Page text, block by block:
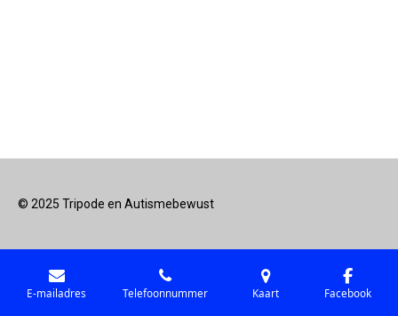
© 2025 Tripode en Autismebewust
E-mailadres Telefoonnummer Kaart Facebook